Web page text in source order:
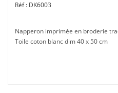
DK6003
Napperon imprimée en broderie
Toile coton blanc dim 40 x 50 cm